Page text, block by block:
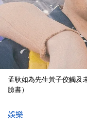
孟耿如為先生黃子佼觸及
臉書）
娛樂